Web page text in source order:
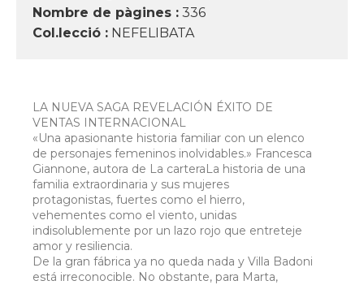
Nombre de pàgines : 336
Col.lecció : NEFELIBATA
LA NUEVA SAGA REVELACIÓN ÉXITO DE
VENTAS INTERNACIONAL
«Una apasionante historia familiar con un elenco
de personajes femeninos inolvidables.» Francesca
Giannone, autora de La carteraLa historia de una
familia extraordinaria y sus mujeres
protagonistas, fuertes como el hierro,
vehementes como el viento, unidas
indisolublemente por un lazo rojo que entreteje
amor y resiliencia.
De la gran fábrica ya no queda nada y Villa Badoni
está irreconocible. No obstante, para Marta,